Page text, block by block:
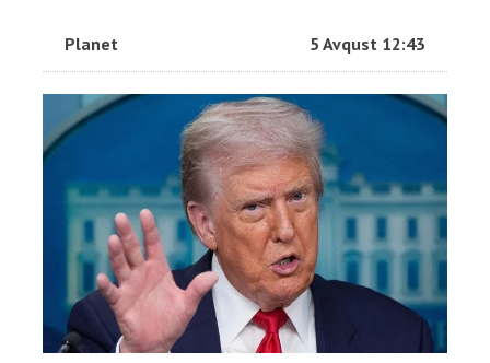
Planet 5 Avqust 12:43